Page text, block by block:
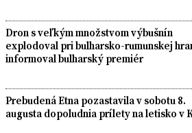
Dron s veľkým množstvom výbušnín
explodoval pri bulharsko-rumunskej
informoval bulharský premiér
Prebudená Etna pozastavila v sobotu 8.
augusta dopoludnia prílety na letisko v